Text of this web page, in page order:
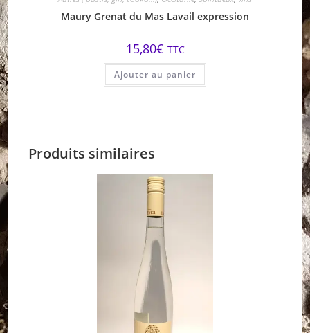
Maury Grenat du Mas Lavail expression
15,80€ TTC
Ajouter au panier
Produits similaires